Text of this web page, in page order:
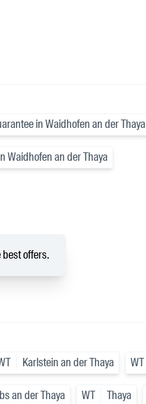
in Waidhofen an der Thaya
Waidhofen an der Thaya
best offers.
Karlstein an der Thaya WT
an der Thaya WT Thaya